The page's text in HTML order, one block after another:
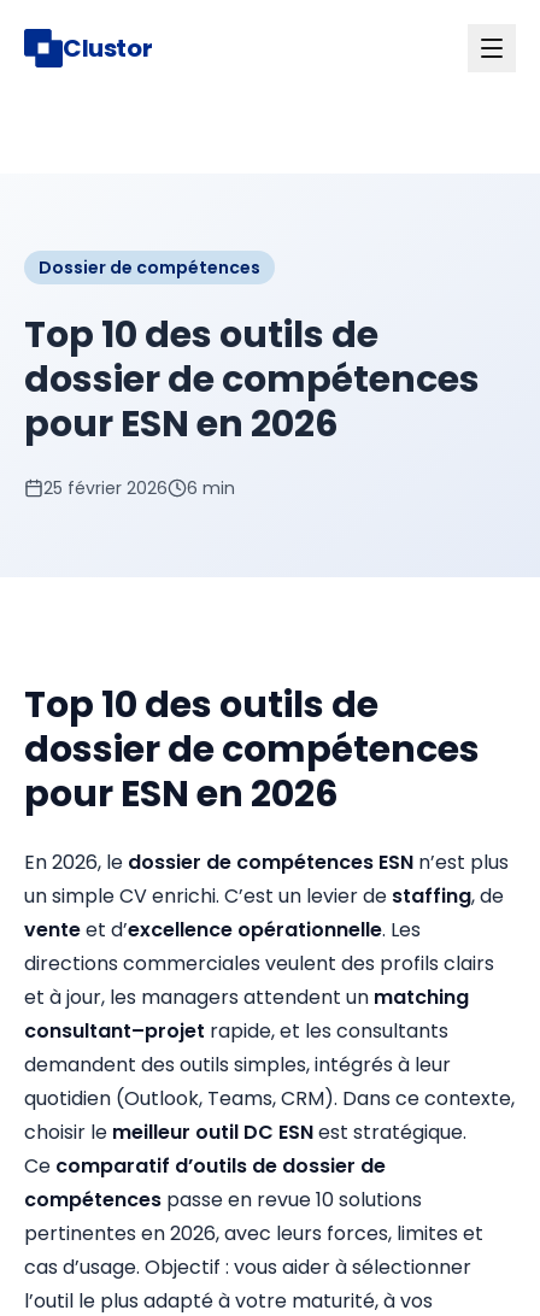
Clustor
Dossier de compétences
Top 10 des outils de
dossier de compétences
pour ESN en 2026
25 février 2026 6 min
Top 10 des outils de
dossier de compétences
pour ESN en 2026
En 2026, le dossier de compétences ESN n’est plus
un simple CV enrichi. C’est un levier de staffing, de
venteet d’excellence opérationnelle. Les
directions commerciales veulent des profils clairs
et à jour, les managers attendent un matching
consultant–projet rapide, et les consultants
demandent des outils simples, intégrés à leur
quotidien (Outlook, Teams, CRM). Dans ce contexte,
choisir le meilleur outil DC ESNest stratégique.
Ce comparatif d’outils de dossier de
compétences passe en revue 10 solutions
pertinentes en 2026, avec leurs forces, limites et
cas d’usage. Objectif : vous aider à sélectionner
l’outil le plus adapté à votre maturité, à vos